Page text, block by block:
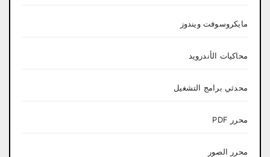
مايكروسوفت ويندوز
محاكيات الأندرويد
محدثي برامج التشغيل
محرر PDF
محرر الصور